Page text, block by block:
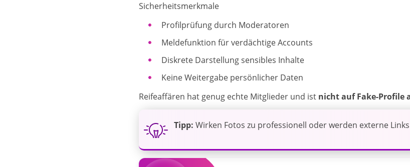
Sicherheitsmerkmale
Profilprüfung durch Moderatoren
Meldefunktion für verdächtige Accounts
Diskrete Darstellung sensibles Inhalte
Keine Weitergabe persönlicher Daten
Reifeaffären hat genug echte Mitglieder und ist nicht auf Fake-Profile
Tipp: Wirken Fotos zu professionell oder werden externe